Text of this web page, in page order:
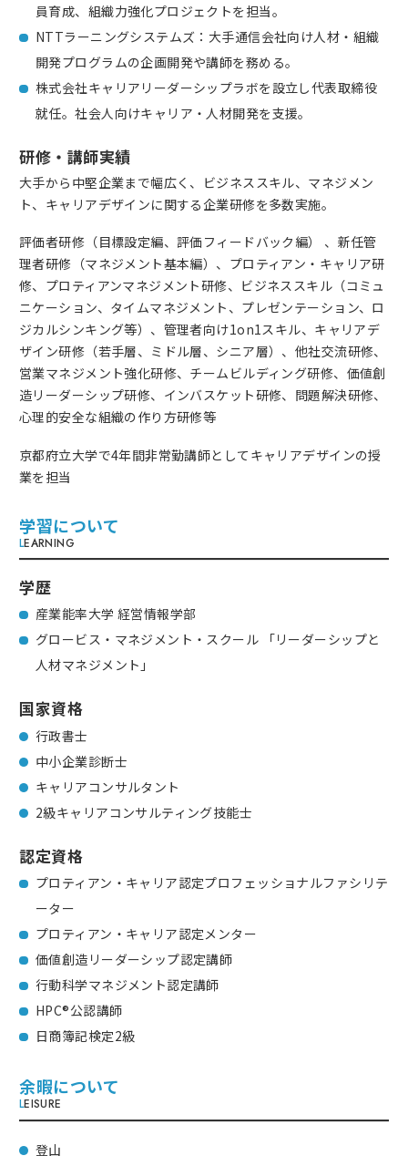
員育成、組織力強化プロジェクトを担当。
NTTラーニングシステムズ：大手通信会社向け人材・組織
開発プログラムの企画開発や講師を務める。
株式会社キャリアリーダーシップラボを設立し代表取締役
就任。社会人向けキャリア・人材開発を支援。
研修・講師実績
大手から中堅企業まで幅広く、ビジネススキル、マネジメン
ト、キャリアデザインに関する企業研修を多数実施。
評価者研修（目標設定編、評価フィードバック編） 、新任管
理者研修（マネジメント基本編）、プロティアン・キャリア研
修、プロティアンマネジメント研修、ビジネススキル（コミュ
ニケーション、タイムマネジメント、プレゼンテーション、ロ
ジカルシンキング等）、管理者向け1on1スキル、キャリアデ
ザイン研修（若手層、ミドル層、シニア層）、他社交流研修、
営業マネジメント強化研修、チームビルディング研修、価値創
造リーダーシップ研修、インバスケット研修、問題解決研修、
心理的安全な組織の作り方研修等
京都府立大学で4年間非常勤講師としてキャリアデザインの授
業を担当
学習について
LEARNING
学歴
産業能率大学 経営情報学部
グロービス・マネジメント・スクール 「リーダーシップと
人材マネジメント」
国家資格
行政書士
中小企業診断士
キャリアコンサルタント
2級キャリアコンサルティング技能士
認定資格
プロティアン・キャリア認定プロフェッショナルファシリテ
ーター
プロティアン・キャリア認定メンター
価値創造リーダーシップ認定講師
行動科学マネジメント認定講師
HPC®公認講師
日商簿記検定2級
余暇について
LEISURE
登山